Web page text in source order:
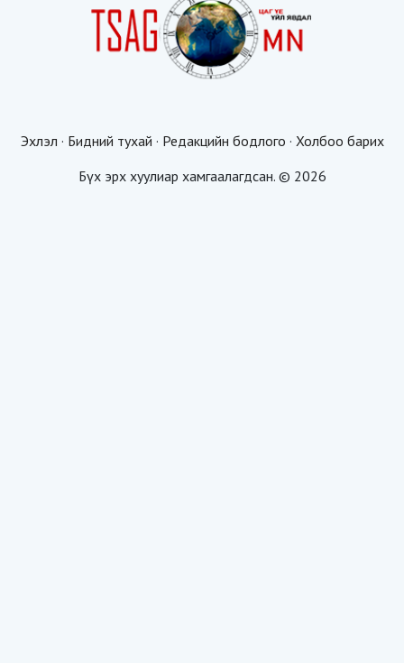
Эхлэл · Бидний тухай · Редакцийн бодлого · Холбоо барих
Бүх эрх хуулиар хамгаалагдсан. © 2026